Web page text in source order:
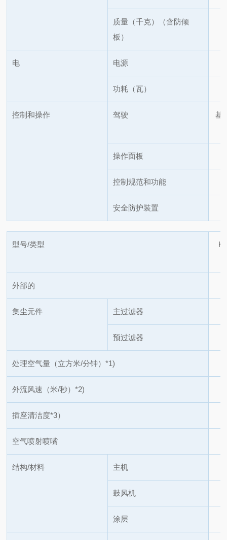
质量（千克）（含防倾
板）
电 电源
功耗（瓦）
控制和操作 驾驶 基
操作面板
控制规范和功能
安全防护装置
型号/类型
外部的
集尘元件 主过滤器
预过滤器
处理空气量（立方米/分钟）*1)
外流风速（米/秒）*2)
插座清洁度*3）
空气喷射喷嘴
结构/材料 主机
鼓风机
涂层